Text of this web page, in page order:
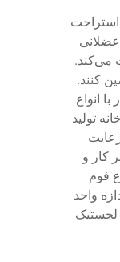
استراحت
می‌کند.
کنند.
انواع
تولید
کار و
فوم
واحد
لجستیک